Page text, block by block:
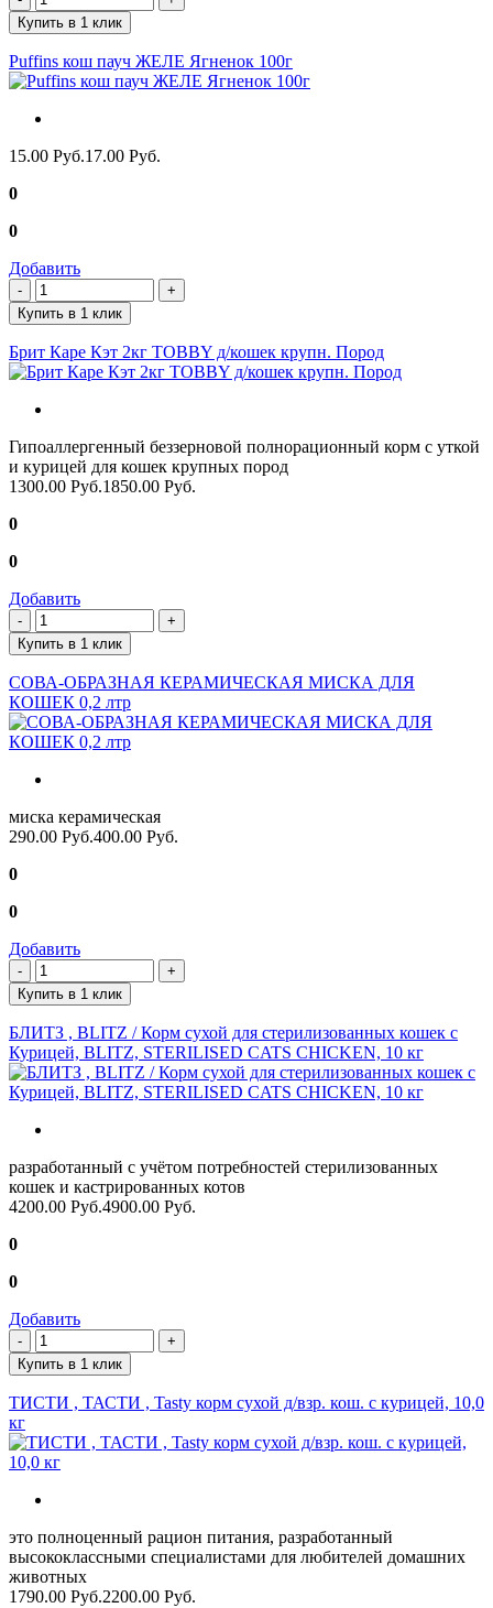
Купить в 1 клик
Puffins кош пауч ЖЕЛЕ Ягненок 100г
15.00 Руб.17.00 Руб.
0
0
Добавить
Купить в 1 клик
Брит Каре Кэт 2кг TOBBY д/кошек крупн. Пород
Гипоаллергенный беззерновой полнорационный корм с уткой
и курицей для кошек крупных пород
1300.00 Руб.1850.00 Руб.
0
0
Добавить
Купить в 1 клик
СОВА-ОБРАЗНАЯ КЕРАМИЧЕСКАЯ МИСКА ДЛЯ
КОШЕК 0,2 лтр
миска керамическая
290.00 Руб.400.00 Руб.
0
0
Добавить
Купить в 1 клик
БЛИТЗ , BLITZ / Корм сухой для стерилизованных кошек с
Курицей, BLITZ, STERILISED CATS CHICKEN, 10 кг
разработанный с учётом потребностей стерилизованных
кошек и кастрированных котов
4200.00 Руб.4900.00 Руб.
0
0
Добавить
Купить в 1 клик
ТИСТИ , ТАСТИ , Tasty корм сухой д/взр. кош. с курицей, 10,0
кг
это полноценный рацион питания, разработанный
высококлассными специалистами для любителей домашних
животных
1790.00 Руб.2200.00 Руб.